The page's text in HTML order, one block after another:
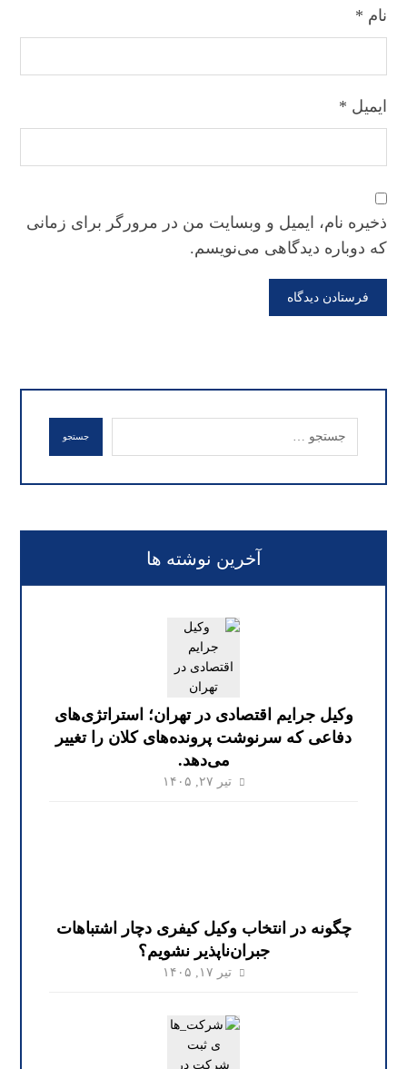
نام *
ایمیل *
ذخیره نام، ایمیل و وبسایت من در مرورگر برای زمانی
که دوباره دیدگاهی می‌نویسم.
فرستادن دیدگاه
جستجو
آخرین نوشته ها
وکیل جرایم اقتصادی در تهران؛ استراتژی‌های
دفاعی که سرنوشت پرونده‌های کلان را تغییر
می‌دهد.
تیر ۲۷, ۱۴۰۵
چگونه در انتخاب وکیل کیفری دچار اشتباهات
جبران‌ناپذیر نشویم؟
تیر ۱۷, ۱۴۰۵